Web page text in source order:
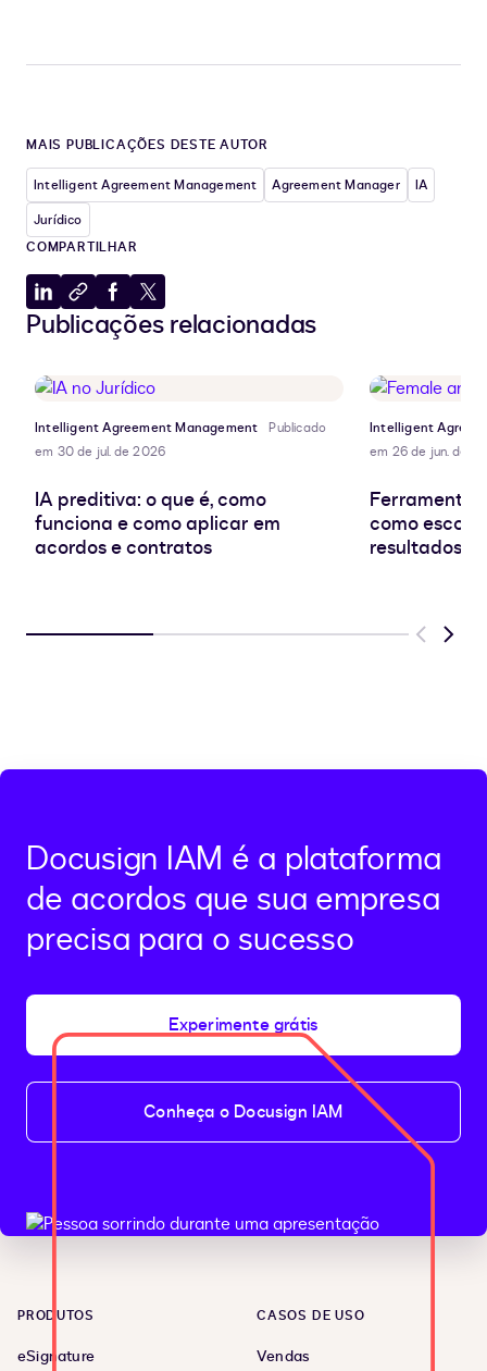
MAIS PUBLICAÇÕES DESTE AUTOR
Intelligent Agreement Management Agreement Manager
IA
Jurídico
COMPARTILHAR
Compartilhar
no
Copiar
para
de
transferência
Compartilhar
no
Compartilhar
no
Publicações relacionadas
Intelligent Agreement Management
Publicado
em 30 de jul. de 2026
IA preditiva: o que é, como
funciona e como aplicar em
acordos e contratos
Intelligent
em 26 de jun. de
como
resultados
Previous
Next
Docusign IAM é a plataforma
de acordos que sua empresa
precisa para o sucesso
Experimente grátis
Conheça o Docusign IAM
PRODUTOS
eSignature
CASOS DE USO
Vendas